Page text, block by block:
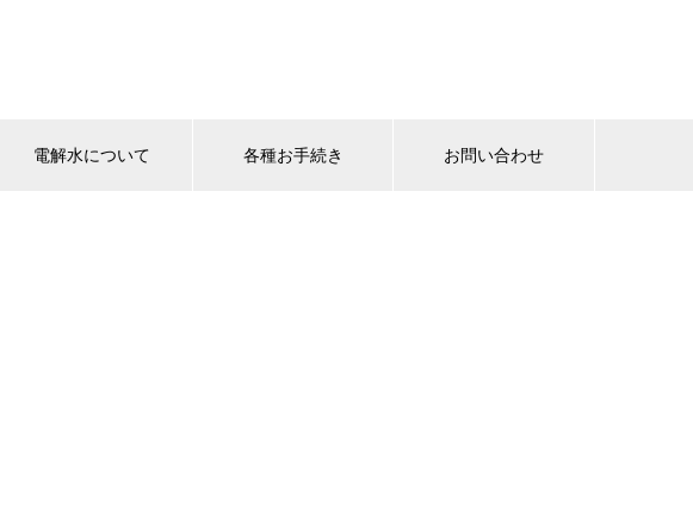
電解水について 各種お手続き お問い合わせ